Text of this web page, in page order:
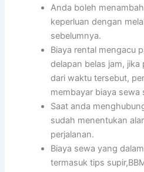
Anda boleh
keperluan dengan
sebelumnya.
Biaya rental mengacu
delapan belas jam,
dari waktu tersebut,
membayar biaya sewa
Saat anda
sudah menentukan
perjalanan.
Biaya sewa yang
termasuk tips